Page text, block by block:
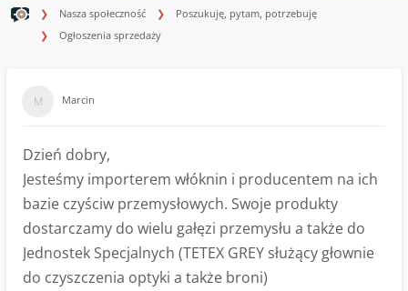
Nasza społeczność
Poszukuję, pytam, potrzebuję
Ogłoszenia sprzedaży
Marcin
Dzień dobry,
Jesteśmy importerem włóknin i producentem na ich
bazie czyściw przemysłowych. Swoje produkty
dostarczamy do wielu gałęzi przemysłu a także do
Jednostek Specjalnych (TETEX GREY służący głownie
do czyszczenia optyki a także broni)